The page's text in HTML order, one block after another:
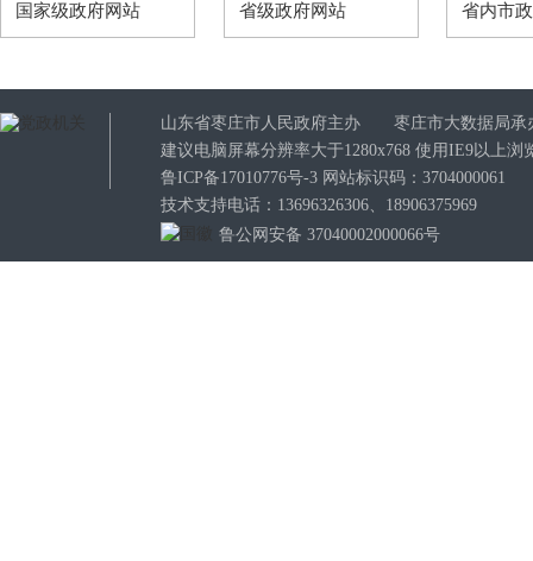
国家级政府网站 省级政府网站 省内市
山东省枣庄市人民政府主办 枣庄市大数据局承
建议电脑屏幕分辨率大于1280x768 使用IE9以上
鲁ICP备17010776号-3 网站标识码：3704000061
技术支持电话：13696326306、18906375969
鲁公网安备 37040002000066号